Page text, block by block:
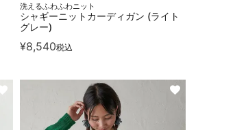
洗えるふわふわニット
シャギーニットカーディガン (ライト
グレー)
¥8,540税込